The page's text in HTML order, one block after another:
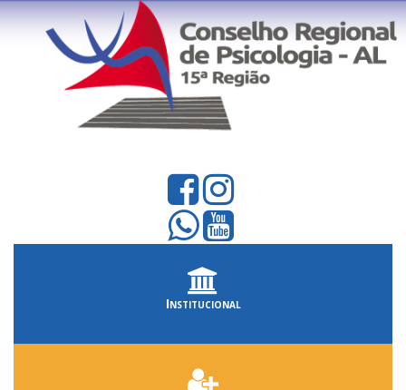
Institucional